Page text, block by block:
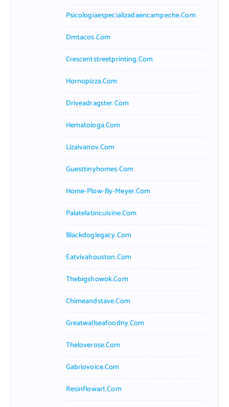
Psicologiaespecializadaencampeche.com
Dmtacos.com
Crescentstreetprinting.com
Hornopizza.com
Driveadragster.com
Hematologa.com
Lizaivanov.com
Guesttinyhomes.com
Home-Plow-By-Meyer.com
Palatelatincuisine.com
Blackdoglegacy.com
Eatvivahouston.com
Thebigshowok.com
Chimeandstave.com
Greatwallseafoodny.com
Theloverose.com
Gabriovoice.com
Resinflowart.com